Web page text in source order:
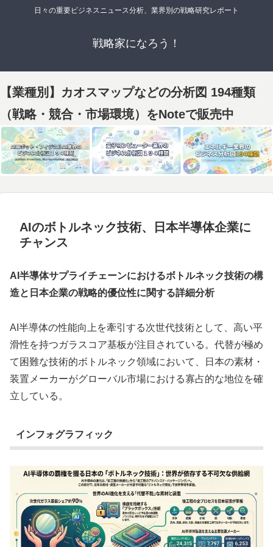
日々の重要ビジネスニュース分析、業界別の戦略研究レポート
戦略家になろう！
【業種別】カオスマップなどの分析図 194種類
（戦略・競合・市場環境）をNoteで販売中
AIのボトルネック技術、日本半導体企業に
チャンス
AI半導体サプライチェーンにおけるボトルネック技術の構
造と日本企業の戦略的優位性に関する詳細分析
AI半導体の性能向上を牽引する次世代技術として、高い平
滑性を持つガラスコア基板が注目されている。代替が極め
て困難な技術的ボトルネック領域において、日本の素材・
装置メーカーがグローバル市場における寡占的な地位を確
立している。
インフォグラフィック